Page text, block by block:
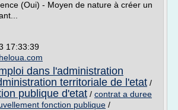
(Oui) - Moyen de nature à créer un
17:33:39
dans l'administration
territoriale de l'etat /
publique d'etat / contrat a duree
fonction publique /